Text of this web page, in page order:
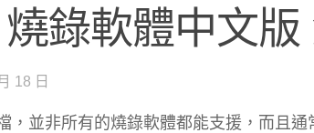
錄軟體中文版
18 日
，並非所有的燒錄軟體都能支援，而且